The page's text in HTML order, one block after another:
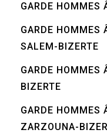
GARDE HOMMES
GARDE HOMMES
SALEM-BIZERTE
GARDE HOMMES
BIZERTE
GARDE HOMMES
ZARZOUNA-